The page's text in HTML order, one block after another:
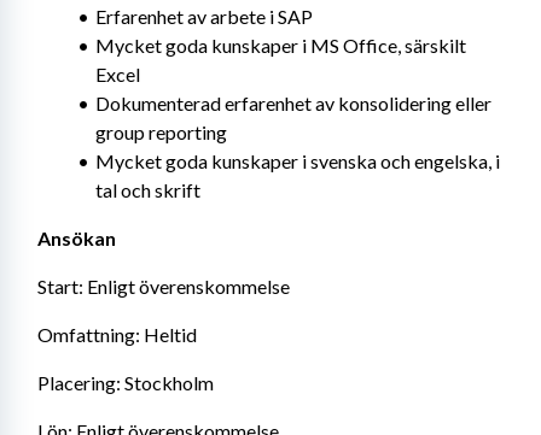
Erfarenhet av arbete i SAP
Mycket goda kunskaper i MS Office, särskilt
Excel
Dokumenterad erfarenhet av konsolidering eller
group reporting
Mycket goda kunskaper i svenska och engelska, i
tal och skrift
Ansökan
Start: Enligt överenskommelse
Omfattning: Heltid
Placering: Stockholm